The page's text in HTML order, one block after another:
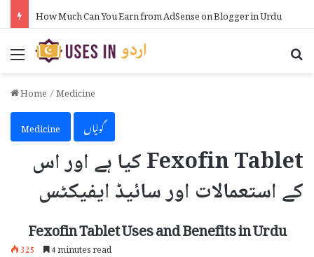
How Much Can You Earn from AdSense on Blogger in Urdu
Menu
Home/Medicine
Medicine
گولیاں
Fexofin Tablet کیا ہے اور اس
کے استعمالات اور سائیڈ ایفیکٹس
Fexofin Tablet Uses and Benefits in Urdu
325 4 minutes read